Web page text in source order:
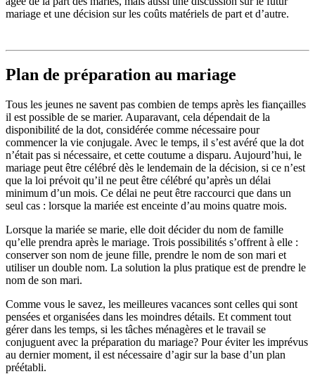
mariage et une décision sur les coûts matériels de part et d’autre.
Plan de préparation au mariage
Tous les jeunes ne savent pas combien de temps après les fiançailles
il est possible de se marier. Auparavant, cela dépendait de la
disponibilité de la dot, considérée comme nécessaire pour
commencer la vie conjugale. Avec le temps, il s’est avéré que la dot
n’était pas si nécessaire, et cette coutume a disparu. Aujourd’hui, le
mariage peut être célébré dès le lendemain de la décision, si ce n’est
que la loi prévoit qu’il ne peut être célébré qu’après un délai
minimum d’un mois. Ce délai ne peut être raccourci que dans un
seul cas : lorsque la mariée est enceinte d’au moins quatre mois.
Lorsque la mariée se marie, elle doit décider du nom de famille
qu’elle prendra après le mariage. Trois possibilités s’offrent à elle :
conserver son nom de jeune fille, prendre le nom de son mari et
utiliser un double nom. La solution la plus pratique est de prendre le
nom de son mari.
Comme vous le savez, les meilleures vacances sont celles qui sont
pensées et organisées dans les moindres détails. Et comment tout
gérer dans les temps, si les tâches ménagères et le travail se
conjuguent avec la préparation du mariage? Pour éviter les imprévus
au dernier moment, il est nécessaire d’agir sur la base d’un plan
préétabli.